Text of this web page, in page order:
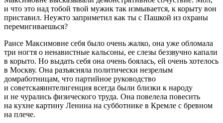
и что это над тобой твой мужик так измывается, к корыту вон
приставил. Неужто заприметил как ты с Пашкой из охраны
перемигиваешься?
Раисе Максимовне себя было очень жалко, она уже обломала
три ногтя о ненавистные кальсоны, ее слезы беззвучно капали
в корыто. Но выдать себя она очень боялась, ей очень хотелось
в Москву. Она разъясняла политически незрелым
домработницам, что партийное руководство
и советскаяинтелигенция всегда были близки к народу
и не чурались физического труда. Она повелела повесить
на кухне картину Ленина на субботнике в Кремле с бревном
на плече.